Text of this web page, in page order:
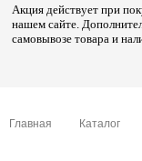
Акция действует при
нашем сайте.
самовывозе товара и
Главная Каталог